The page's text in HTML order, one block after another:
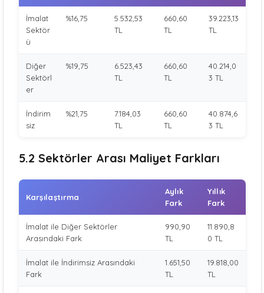
İmalat
Sektör
ü
%16,75
5.532,53
TL
660,60
TL
39.223,13
TL
Diğer
Sektörl
er
%19,75
6.523,43
TL
660,60
TL
40.214,0
3 TL
İndirim
siz
%21,75
7.184,03
TL
660,60
TL
40.874,6
3 TL
5.2 Sektörler Arası Maliyet Farkları
Karşılaştırma
Aylık
Fark
Yıllık
Fark
İmalat ile Diğer Sektörler
Arasındaki Fark
990,90
TL
11.890,8
0 TL
İmalat ile İndirimsiz Arasındaki
Fark
1.651,50
TL
19.818,00
TL